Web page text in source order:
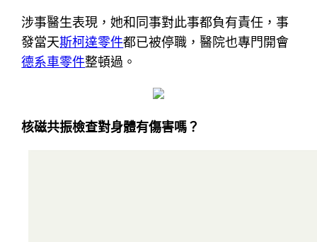
涉事醫生表現，她和同事對此事都負有責任，事
發當天斯柯達零件都已被停職，醫院也專門開會
德系車零件整頓過。
核磁共振檢查對身體有傷害嗎？